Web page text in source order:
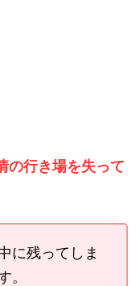
の行き場を失って
に残ってしま
。